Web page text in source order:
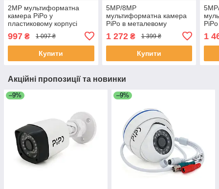
2MP мультиформатна
камера PiPo у
пластиковому корпусі
D1U03F200ME 1,8 (мм)
ЕКОБОКС
997 ₴ 1 097 ₴
Купити
5MP/8MP
мультиформатна камера
PiPo в металевому
циліндрі PP-B1G36F500FA
2,8 (мм) ЕКОБОКС
1 272₴ 1 399 ₴
Купити
1
Акційні пропозиції та новинки
–9% –9%